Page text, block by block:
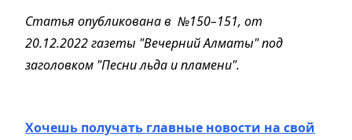
Статья опубликована в №150–151, от
20.12.2022 газеты "Вечерний Алматы" под
заголовком "Песни льда и пламени".
Хочешь получать главные новости на свой